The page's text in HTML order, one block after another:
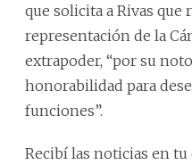
que solicita a Rivas que
representación de la
extrapoder, “por su
honorabilidad para
funciones”.
Recibí las noticias en tu